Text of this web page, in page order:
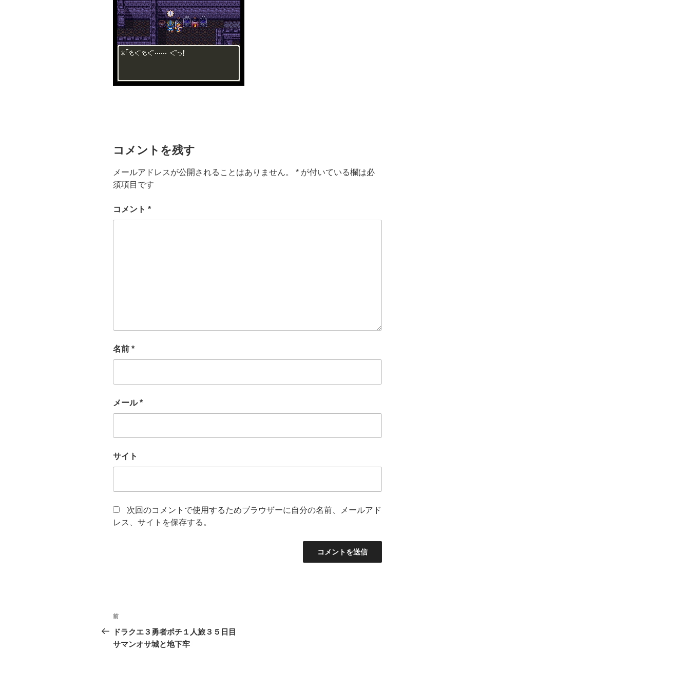
コメントを残す
メールアドレスが公開されることはありません。 * が付いている欄は必
須項目です
コメント *
名前 *
メール*
サイト
次回のコメントで使用するためブラウザーに自分の名前、メールアド
レス、サイトを保存する。
投
稿
ナ
過
去
の
前
ドラクエ３勇者ポチ１人旅３５日目
サマンオサ城と地下牢